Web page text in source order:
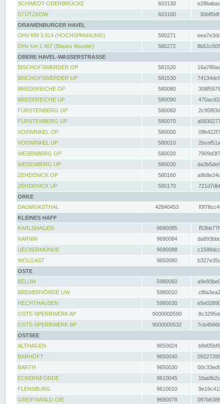
SCHWEDT-ODERBRÜCKE
603130
STÜTZKOW
603100
ORANIENBURGER HAVEL
OHV KM 3.014 (HOCHSPANNUNG)
580271
OHv km 1.467 (Blaues Wunder)
580272
OBERE HAVEL-WASSERSTRASSE
BISCHOFSWERDER OP
581520
BISCHOFSWERDER UP
581530
BREDEREICHE OP
580080
BREDEREICHE UP
580090
FÜRSTENBERG OP
580060
FÜRSTENBERG UP
580070
VOßWINKEL OP
580000
VOßWINKEL UP
580010
WESENBERG OP
580020
WESENBERG UP
580030
ZEHDENICK OP
580160
ZEHDENICK UP
580170
ORKE
DALWIGKSTHAL
42840453
KLEINES HAFF
KARLSHAGEN
9690085
KARNIN
9690084
UECKERMÜNDE
9690088
WOLGAST
9650080
OSTE
BELUM
5980060
BREMERVÖRDE UW
5980010
HECHTHAUSEN
5980030
OSTE-SPERRWERK AP
9000000590
OSTE-SPERRWERK BP
9000000532
OSTSEE
ALTHAGEN
9650024
BARHÖFT
9650040
BARTH
9650030
ECKERNFÖRDE
9610045
FLENSBURG
9610010
GREIFSWALD OIE
9690078